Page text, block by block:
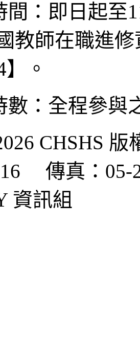
間：即日起至
教師在職進
】。
數：全程參與
CHSHS
傳真：05-
資訊組